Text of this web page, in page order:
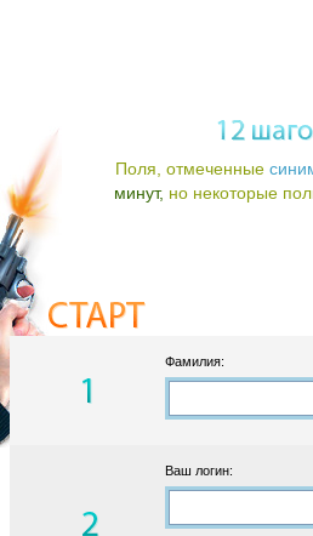
Поля, отмеченные
минут, но некоторые
Фамилия:
Ваш логин: